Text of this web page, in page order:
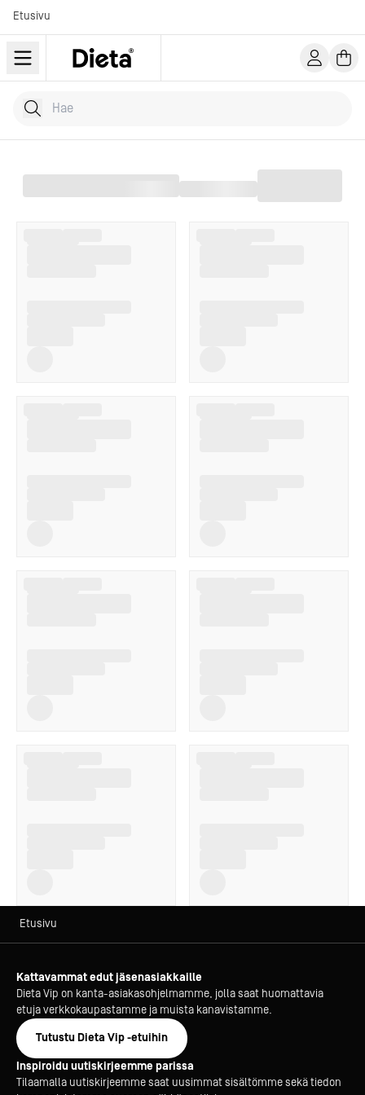
Etusivu
Hae tuotteita
Kirjoita hakusana...
Etusivu
Kattavammat edut jäsenasiakkaille
Dieta Vip on kanta-asiakasohjelmamme, jolla saat huomattavia
etuja verkkokaupastamme ja muista kanavistamme.
Tutustu Dieta Vip -etuihin
Inspiroidu uutiskirjeemme parissa
Tilaamalla uutiskirjeemme saat uusimmat sisältömme sekä tiedon